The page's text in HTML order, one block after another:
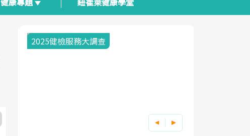
2025健檢服務大調查